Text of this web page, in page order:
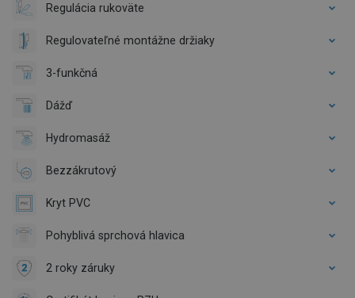
Regulácia rukoväte
Regulovateľné montážne držiaky
3-funkčná
Dážď
Hydromasáž
Bezzákrutový
Kryt PVC
Pohyblivá sprchová hlavica
2 roky záruky